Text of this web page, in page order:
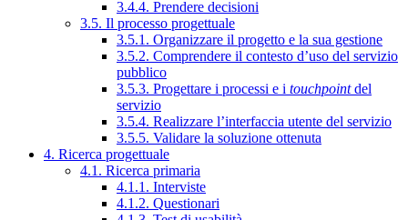
3.4.4. Prendere decisioni
3.5. Il processo progettuale
3.5.1. Organizzare il progetto e la sua gestione
3.5.2. Comprendere il contesto d’uso del servizio
pubblico
3.5.3. Progettare i processi e i touchpointdel
servizio
3.5.4. Realizzare l’interfaccia utente del servizio
3.5.5. Validare la soluzione ottenuta
4. Ricerca progettuale
4.1. Ricerca primaria
4.1.1. Interviste
4.1.2. Questionari